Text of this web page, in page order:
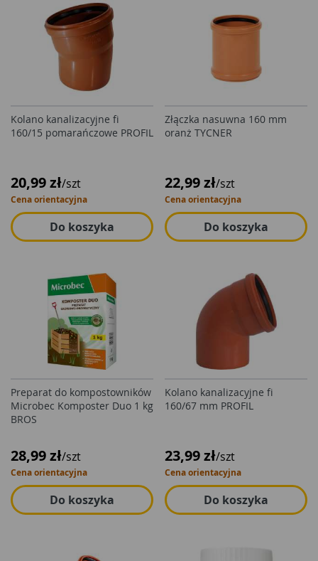
Kolano kanalizacyjne fi
160/15 pomarańczowe PROFIL
20,99 zł/szt
Cena orientacyjna
Do koszyka
Złączka nasuwna 160 mm
oranż TYCNER
22,99 zł/szt
Cena orientacyjna
Do koszyka
Preparat do kompostowników
Microbec Komposter Duo 1 kg
BROS
28,99 zł/szt
Cena orientacyjna
Do koszyka
Kolano kanalizacyjne fi
160/67 mm PROFIL
23,99 zł/szt
Cena orientacyjna
Do koszyka